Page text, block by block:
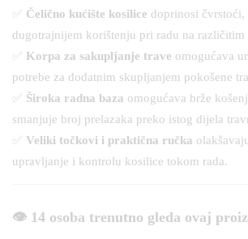
Čelično kućište kosilice doprinosi čvrstoći,
dugotrajnijem korištenju pri radu na različitim
Korpa za sakupljanje trave omogućava
potrebe za dodatnim skupljanjem pokošene
Široka radna baza omogućava brže
smanjuje broj prelazaka preko istog dijela
Veliki točkovi i praktična ručka
upravljanje i kontrolu kosilice tokom rada.
👁️ 14 osoba trenutno gleda ovaj